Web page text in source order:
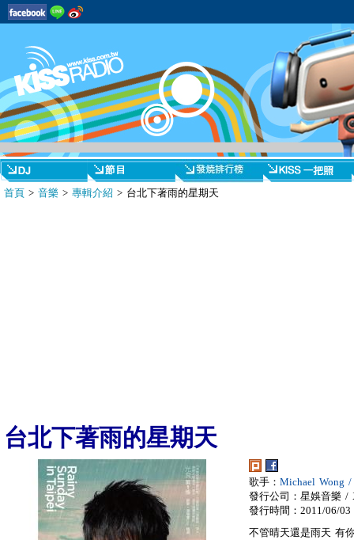
首頁 > 音樂 > 專輯介紹 > 台北下著雨的星期天
台北下著雨的星期天
歌手： Michael Wong
發行公司：星娛音樂 /
發行時間：2011/06/03
不管晴天還是雨天 有